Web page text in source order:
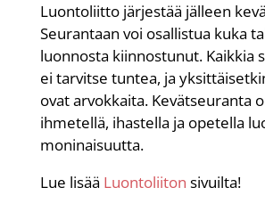
Luontoliitto järjestää jälleen
Seurantaan voi osallistua kuka
luonnosta kiinnostunut. Kaikkia
ei tarvitse tuntea, ja
ovat arvokkaita. Kevätseuranta
ihmetellä, ihastella ja opetella
moninaisuutta.
Lue lisää Luontoliiton sivuilta!